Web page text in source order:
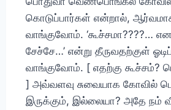
கொடுப்பார்கள் என்றால்,
வாங்குவோம். ‘கூச்சமா????…
சேச்சே…’ என்று தீருவதற்குள்
வாங்குவோம். [ எதற்கு கூச்சம்?
] அவ்வளவு சுவையாக கோவில்
இருக்கும், இல்லையா? அதே நம்